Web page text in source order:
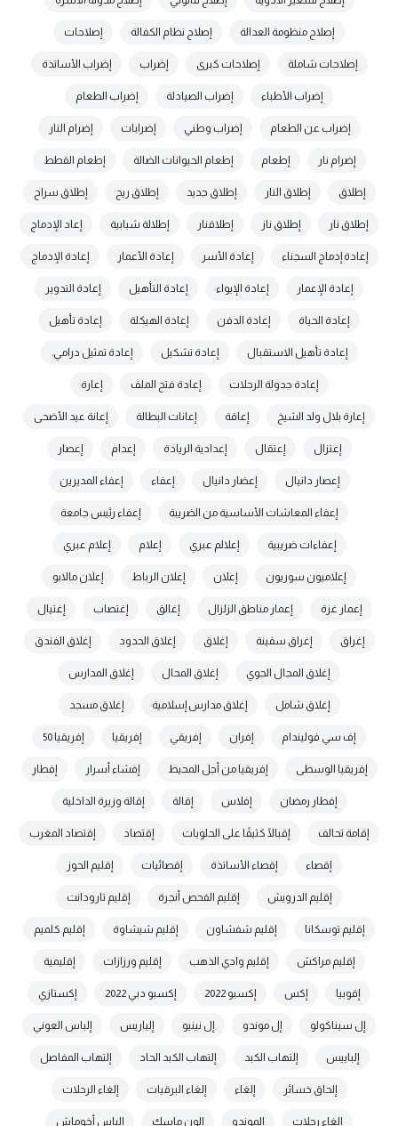
إصلاح منظومة العدالة إصلاح نظام الكفالة إصلاحات
إصلاحات شاملة إصلاحات كبرى إضراب إضراب الأساتذة
إضراب الأطباء إضراب الصيادلة إضراب الطعام
إضراب عن الطعام إضراب وطني إضرابات إضرام النار
إضرام نار إطعام إطعام الحيوانات الضالة إطعام القطط
إطلاق إطلاق النار إطلاق جديد إطلاق ريح إطلاق سراح
إطلاق نار إطلاق ناز إطلاقنار إطلالة شبابية إعاد الإدماج
إعادة إدماج السجناء إعادة الأسر إعادة الأعمار إعادة الإدماج
إعادة الإعمار إعادة الإيواء إعادة التأهيل إعادة التدوير
إعادة الحياة إعادة الدفن إعادة الهيكلة إعادة تأهيل
إعادة تأهيل الاستقبال إعادة تشكيل إعادة تمثيل درامي.
إعادة جدولة الرحلات إعادة فتح الملف إعارة
إعارة بلال ولد الشيخ إعاقة إعانات البطالة إعانة عيد الأضحى
إعتزال إعتقال إعدادية الريادة إعدام إعصار
إعصار دانيال إعضار دانيال إعفاء إعفاء المديرين
إعفاء المعاشات الأساسية من الضريبة إعفاء رئيس جامعة
إعفاءات ضريبية إعلالم عبري إعلام إعلام عبري
إعلاميون سوريون إعلان إعلان الرباط إعلان مالابو
إعمار غزة إعمار مناطق الزلزال إغالق إغتصاب إغتيال
إغراق إغراق سفينة إغلاق إغلاق الحدود إغلاق الفندق
إغلاق المجال الجوي إغلاق المحال إغلاق المدارس
إغلاق شامل إغلاق مدارس إسلامية إغلاق مسجد
إف سي فوليندام إفران إفريقي إفريقيا إفريقيا 50
إفريقيا الوسطى إفريقيا من أجل المحيط إفشاء أسرار إفطار
إفطار رمضان إفلاس إقالة إقالة وزيرة الداخلية
إقامة تحالف إقبالًا كثيفًا على الحلويات إقتصاد إقتصاد المغرب
إقصاء إقصاء الأساتذة إقصائيات إقليم الحوز
إقليم الدرويش إقليم الفحص أنجرة إقليم تارودانت
إقليم توسكانا إقليم شفشاون إقليم شيشاوة إقليم كلميم
إقليم مراكش إقليم وادي الذهب إقليم ورزازات إقليمية
إقوبيا إكس إكسبو 2022 إكسبو دبي 2022 إكستازي
إل سيناكولو إل موندو إل نينيو إلباريس إلباس العوني
إلباييس إلتهاب الكبد إلتهاب الكبد الحاد إلتهاب المفاصل
إلحاق خسائر إلغاء إلغاء البرقيات إلغاء الرحلات
إلغاء رحلات إلموندو إلون ماسك إلياس أخوماش